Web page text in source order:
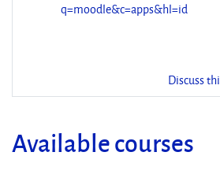
q=moodle&c=apps&hl=id
Discuss
Available courses